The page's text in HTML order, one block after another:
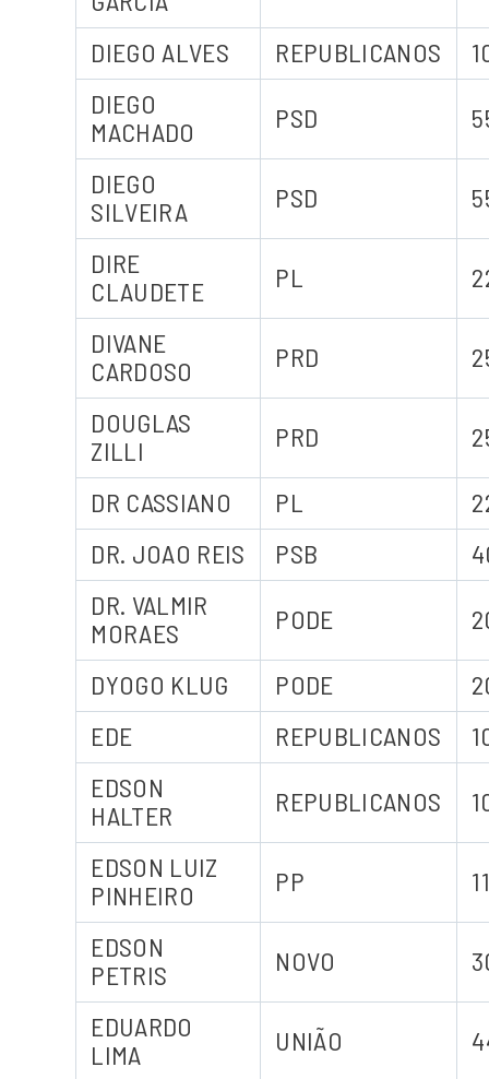
DIEGO ALVES REPUBLICANOS
DIEGO
MACHADO
PSD
DIEGO
SILVEIRA
PSD
DIRE
CLAUDETE
PL
DIVANE
CARDOSO
PRD
DOUGLAS
ZILLI
PRD
DR CASSIANO PL
DR. JOAO REIS
PSB
DR. VALMIR
MORAES
PODE
DYOGO KLUG PODE
EDE
REPUBLICANOS
EDSON
HALTER
REPUBLICANOS
EDSON LUIZ
PINHEIRO
PP
EDSON
PETRIS
NOVO
EDUARDO
LIMA
UNIÃO